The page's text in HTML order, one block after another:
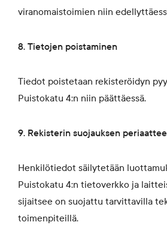
viranomaistoimien niin
8. Tietojen poistaminen
Tiedot poistetaan rekisteröidyn
Puistokatu 4:n niin päättäessä.
9. Rekisterin suojauksen
Henkilötiedot säilytetään
Puistokatu 4:n tietoverkko ja
sijaitsee on suojattu tarvittavilla
toimenpiteillä.